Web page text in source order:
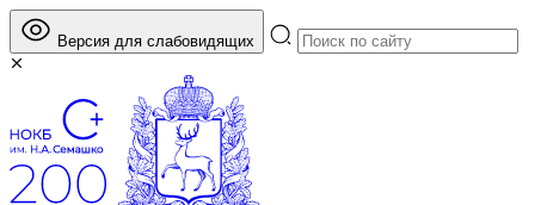
Версия для слабовидящих